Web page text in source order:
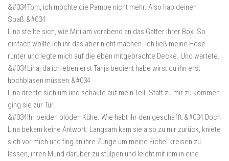
&#034Tom, ich möchte die Pampe nicht mehr. Also hab deinen
Spaß.&#034
Lina stellte sich, wie Miri am vorabend an das Gatter ihrer Box. So
einfach wollte ich ihr das aber nicht machen. Ich ließ meine Hose
runter und legte mich auf die eben mitgebrachte Decke. Und wartete.
&#034Lina, da ich eben erst Tanja bedient habe wirst du ihn erst
hochblasen müssen.&#034
Lina drehte sich um und schaute auf mein Teil. Statt zu mir zu kommen
ging sie zur Tür.
&#034Ihr beiden blöden Kühe. Wie habt ihr den geschafft.&#034 Doch
Lina bekam keine Antwort. Langsam kam sie also zu mir zurück, kniete
sich vor mich und fing an ihre Zunge um meine Eichel kreisen zu
lassen, ihren Mund darüber zu stülpen und leicht mit ihm in eine